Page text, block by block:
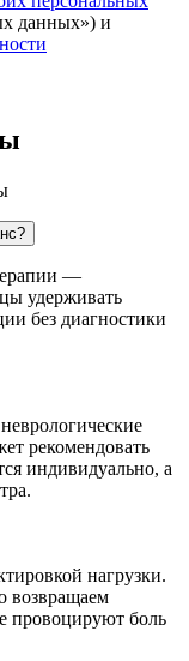
данных») и
—
удерживать
без диагностики
рекомендовать
индивидуально, а
нагрузки.
возвращаем
провоцируют боль